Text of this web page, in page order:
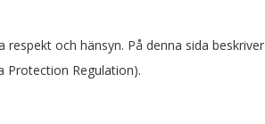
och hänsyn. På denna sida
Protection Regulation).